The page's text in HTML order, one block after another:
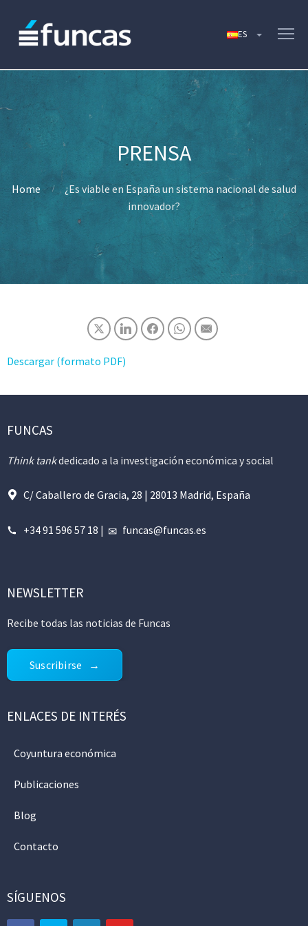
Home
¿Es viable en España un sistema nacional de salud
innovador?
Descargar (formato PDF)
FUNCAS
Think tankdedicado a la investigación económica y social
C/ Caballero de Gracia, 28 | 28013 Madrid, España
+34 91 596 57 18 | funcas@funcas.es
NEWSLETTER
Recibe todas las noticias de Funcas
Suscribirse
ENLACES DE INTERÉS
Coyuntura económica
Publicaciones
Blog
Contacto
SÍGUENOS